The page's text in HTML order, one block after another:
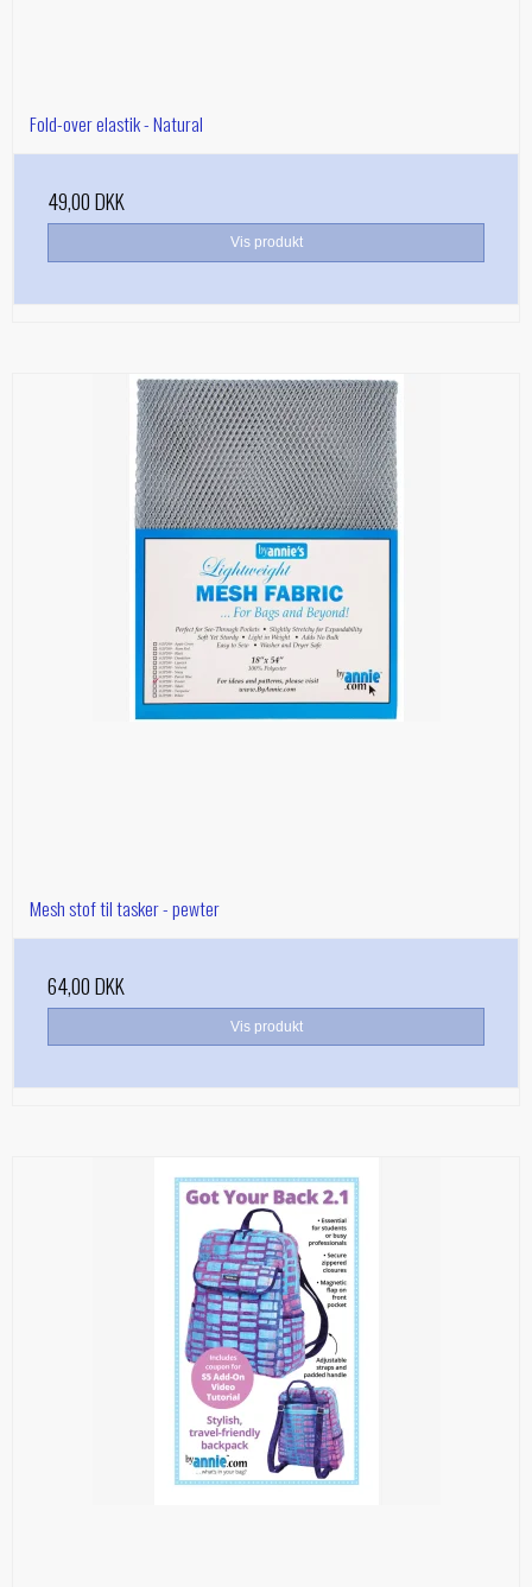
Fold-over elastik - Natural
49,00 DKK
Vis produkt
Mesh stof til tasker - pewter
64,00 DKK
Vis produkt